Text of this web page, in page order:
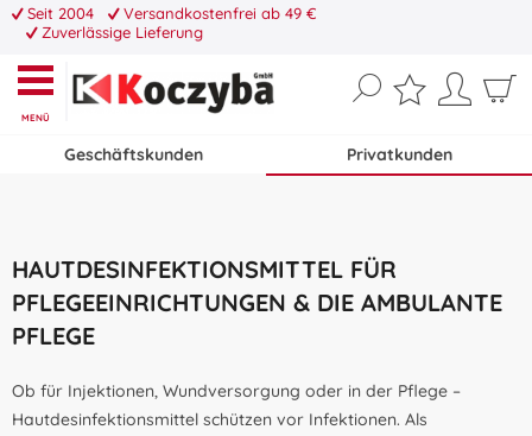
Seit 2004
Versandkostenfrei ab 49 €
Zuverlässige Lieferung
MENÜ
Geschäftskunden Privatkunden
HAUTDESINFEKTIONSMITTEL FÜR
PFLEGEEINRICHTUNGEN & DIE AMBULANTE
PFLEGE
Ob für Injektionen, Wundversorgung oder in der Pflege –
Hautdesinfektionsmittel schützen vor Infektionen. Als